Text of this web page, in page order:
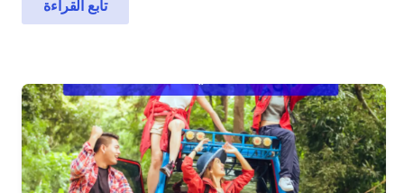
تابع القراءة